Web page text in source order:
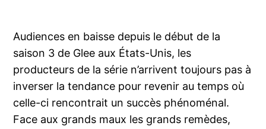
Audiences en baisse depuis le début de la
saison 3 de Glee aux États-Unis, les
producteurs de la série n’arrivent toujours pas à
inverser la tendance pour revenir au temps où
celle-ci rencontrait un succès phénoménal.
Face aux grands maux les grands remèdes,